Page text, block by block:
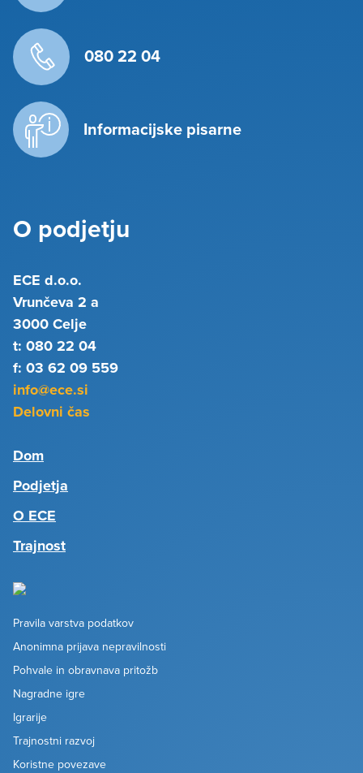
080 22 04
Informacijske pisarne
O podjetju
ECE d.o.o.
Vrunčeva 2 a
3000 Celje
t: 080 22 04
f: 03 62 09 559
info@ece.si
Delovni čas
Dom
Podjetja
O ECE
Trajnost
Pravila varstva podatkov
Anonimna prijava nepravilnosti
Pohvale in obravnava pritožb
Nagradne igre
Igrarije
Trajnostni razvoj
Koristne povezave